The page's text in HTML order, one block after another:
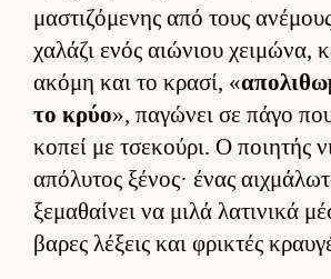
μαστιζόμενης από τους
χαλάζι ενός αιώνιου χει­μώνα,
ακόμη και το κρασί, «
το κρύο», παγώνει σε πάγο
κοπεί με τσεκού­ρι. Ο ποι­ητής
απόλυτος ξένος· ένας
ξεμαθαί­νει να μιλά λατινικά
βαρες λέξεις και φρικτές